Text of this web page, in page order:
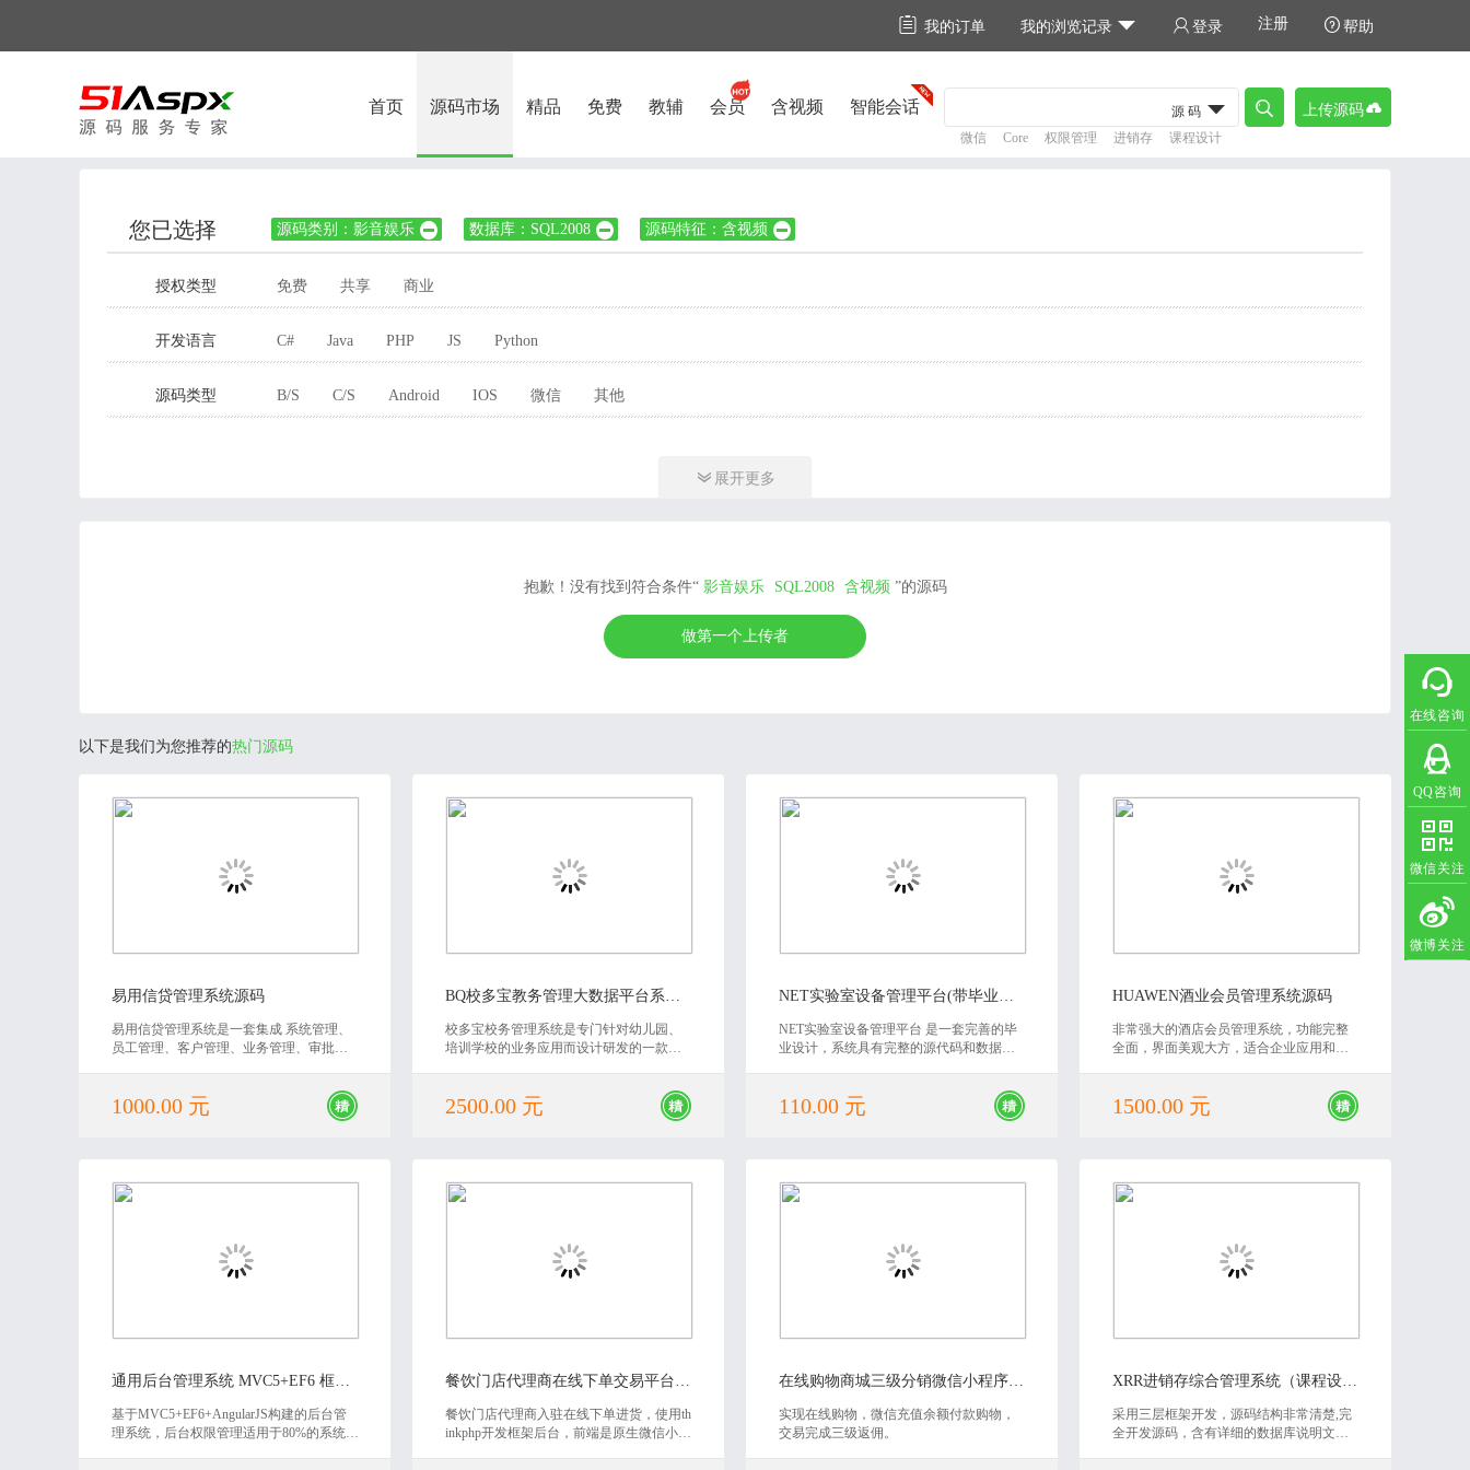
在线咨询
QQ咨询
微信关注
微博关注
 我的订单 我的浏览记录   登录 注册  帮助
首页 源码市场 精品 免费 教辅 会员 含视频 智能会话 
源码 
微信 Core 权限管理 进销存 课程设计
上传源码
您已选择 源码类别：影音娱乐  数据库：SQL2008  源码特征：含视频 
授权类型 免费 共享 商业
开发语言 C# Java PHP JS Python
源码类型 B/S C/S Android IOS 微信 其他
 展开更多
抱歉！没有找到符合条件“ 影音娱乐 SQL2008 含视频 ”的源码
做第一个上传者
以下是我们为您推荐的热门源码
易用信贷管理系统源码
易用信贷管理系统是一套集成 系统管理、
员工管理、客户管理、业务管理、审批管
1000.00 元
BQ校多宝教务管理大数据平台系统源码
校多宝校务管理系统是专门针对幼儿园、
培训学校的业务应用而设计研发的一款行
网络化处理技术，结合丰富的教育培训行
业经验，切实有效的解决幼儿园、培训学
2500.00 元
NET实验室设备管理平台(带毕业论文)源码
NET实验室设备管理平台 是一套完善的毕
业设计，系统具有完整的源代码和数据
欢迎下载。
110.00 元
HUAWEN酒业会员管理系统源码
非常强大的酒店会员管理系统，功能完整
全面，界面美观大方，适合企业应用和二
1500.00 元
通用后台管理系统 MVC5+EF6 框架源码
基于MVC5+EF6+AngularJS构建的后台管
理系统，后台权限管理适用于80%的系统，
餐饮门店代理商在线下单交易平台微信小程序(课程设计)
餐饮门店代理商入驻在线下单进货，使用th
inkphp开发框架后台，前端是原生微信小程
在线购物商城三级分销微信小程序源码（课程设计）
实现在线购物，微信充值余额付款购物，
交易完成三级返佣。
XRR进销存综合管理系统（课程设计）源码
采用三层框架开发，源码结构非常清楚,完
全开发源码，含有详细的数据库说明文